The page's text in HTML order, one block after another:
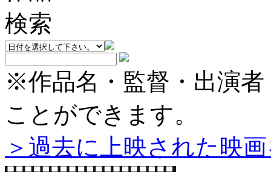
※作品名・監督・出演
ことができます。
＞過去に上映された映